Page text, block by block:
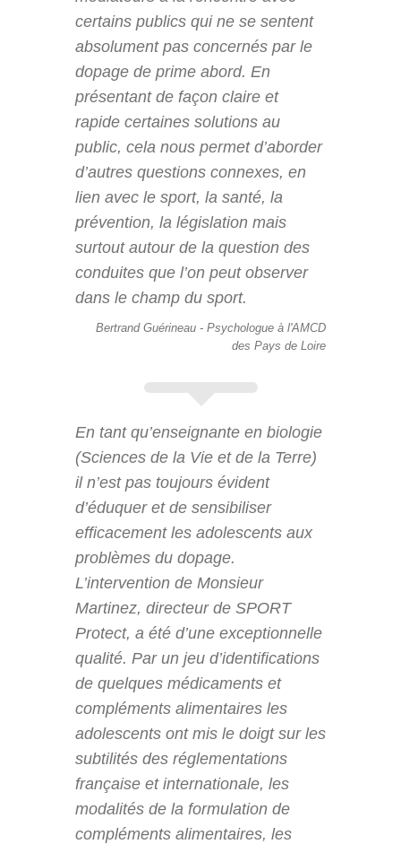
certains publics qui ne se sentent
absolument pas concernés par le
dopage de prime abord. En
présentant de façon claire et
rapide certaines solutions au
public, cela nous permet d’aborder
d’autres questions connexes, en
lien avec le sport, la santé, la
prévention, la législation mais
surtout autour de la question des
conduites que l’on peut observer
dans le champ du sport.
Bertrand Guérineau - Psychologue à l'AMCD
des Pays de Loire
En tant qu’enseignante en biologie
(Sciences de la Vie et de la Terre)
il n’est pas toujours évident
d’éduquer et de sensibiliser
efficacement les adolescents aux
problèmes du dopage.
L’intervention de Monsieur
Martinez, directeur de SPORT
Protect, a été d’une exceptionnelle
qualité. Par un jeu d’identifications
de quelques médicaments et
compléments alimentaires les
adolescents ont mis le doigt sur les
subtilités des réglementations
française et internationale, les
modalités de la formulation de
compléments alimentaires, les